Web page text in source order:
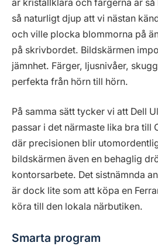
är kristallklara och färgerna är
så naturligt djup att vi nästan
och ville plocka blommorna på
på skrivbordet. Bildskärmen
jämnhet. Färger, ljusnivåer,
perfekta från hörn till hörn.
På samma sätt tycker vi att Dell
passar i det närmaste lika bra till
där precisionen blir
bildskärmen även en behaglig
kontorsarbete. Det sistnämnda
är dock lite som att köpa en
köra till den lokala närbutiken.
Smarta program